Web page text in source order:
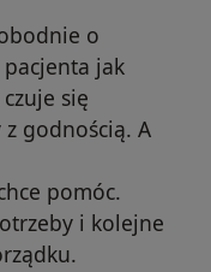
o
jak
się
godnością. A
pomóc.
i kolejne